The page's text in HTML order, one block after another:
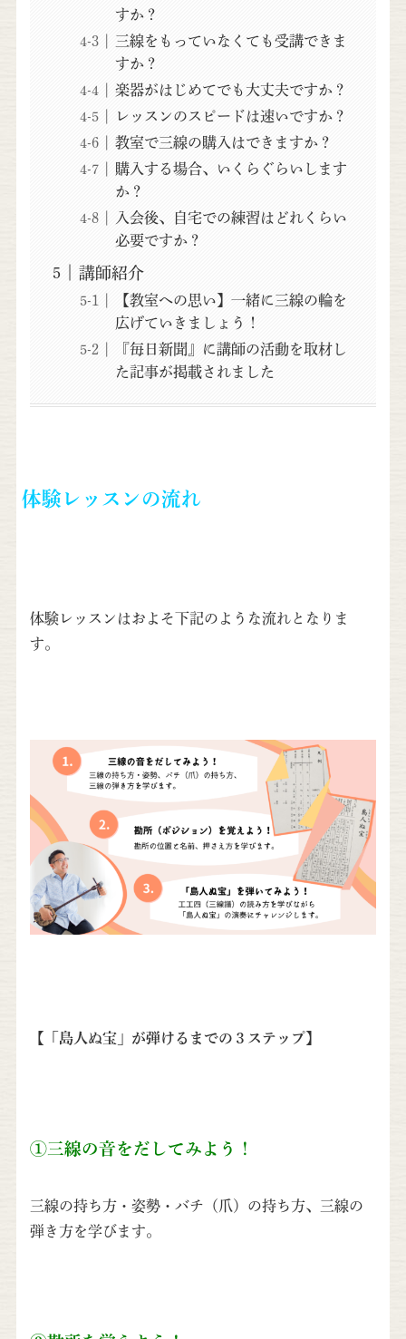
すか？
三線をもっていなくても受講できま
すか？
楽器がはじめてでも大丈夫ですか？
レッスンのスピードは速いですか？
教室で三線の購入はできますか？
購入する場合、いくらぐらいします
か？
入会後、自宅での練習はどれくらい
必要ですか？
講師紹介
【教室への思い】一緒に三線の輪を
広げていきましょう！
『毎日新聞』に講師の活動を取材し
た記事が掲載されました
体験レッスンの流れ
体験レッスンはおよそ下記のような流れとなりま
す。
【「島人ぬ宝」が弾けるまでの３ステップ】
①三線の音をだしてみよう！
三線の持ち方・姿勢・バチ（爪）の持ち方、三線の
弾き方を学びます。